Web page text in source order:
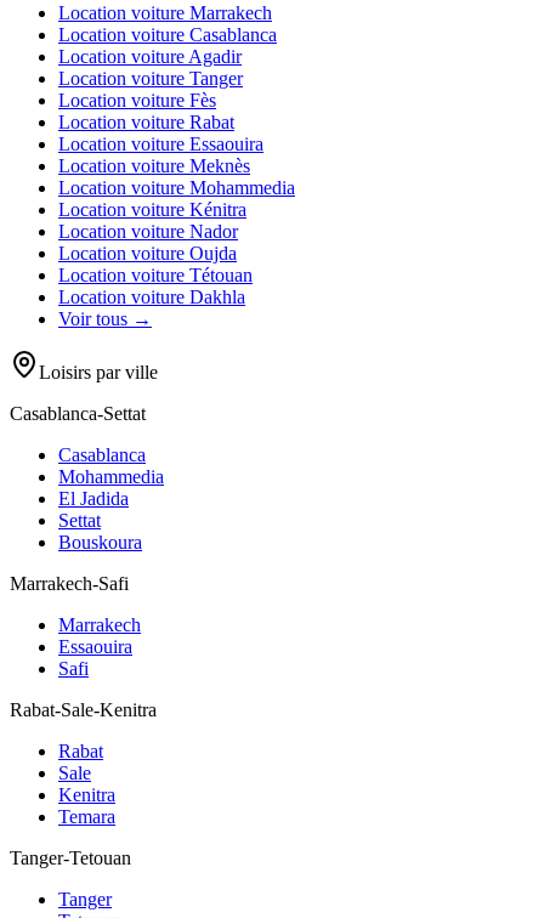
Location voiture Marrakech
Location voiture Casablanca
Location voiture Agadir
Location voiture Tanger
Location voiture Fès
Location voiture Rabat
Location voiture Essaouira
Location voiture Meknès
Location voiture Mohammedia
Location voiture Kénitra
Location voiture Nador
Location voiture Oujda
Location voiture Tétouan
Location voiture Dakhla
Voir tous →
Loisirs par ville
Casablanca-Settat
Casablanca
Mohammedia
El Jadida
Settat
Bouskoura
Marrakech-Safi
Marrakech
Essaouira
Safi
Rabat-Sale-Kenitra
Rabat
Sale
Kenitra
Temara
Tanger-Tetouan
Tanger